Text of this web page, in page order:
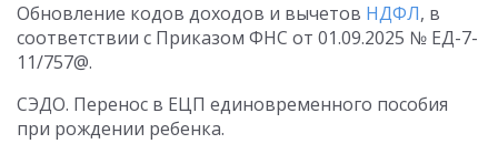
Обновление кодов доходов и вычетов НДФЛ, в
соответствии с Приказом ФНС от 01.09.2025 № ЕД-7-
11/757@.
СЭДО. Перенос в ЕЦП единовременного пособия
при рождении ребенка.